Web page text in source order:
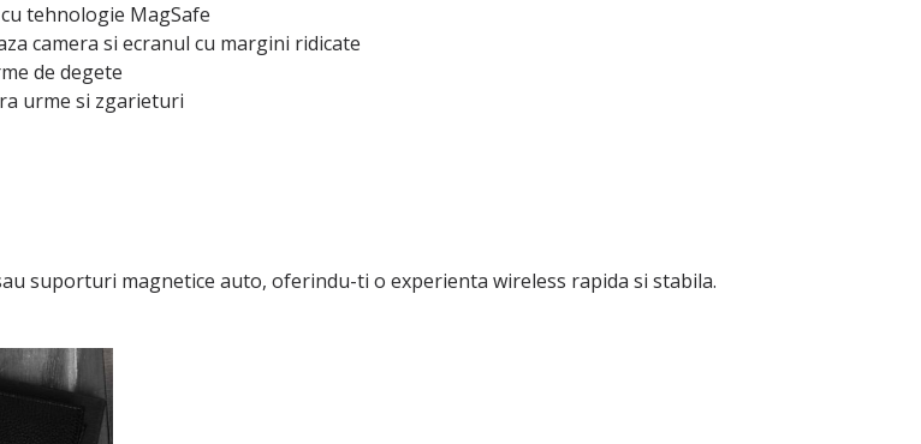
tehnologie MagSafe
camera si ecranul cu margini ridicate
de degete
urme si zgarieturi
suporturi magnetice auto, oferindu-ti o experienta wireless rapida si stabila.